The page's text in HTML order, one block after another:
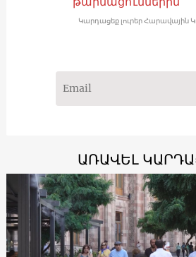
Կարդացեք լուրեր Հարավային
ԱՌԱՎԵԼ